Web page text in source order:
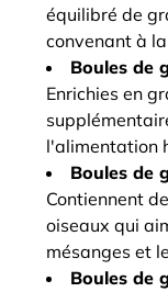
équilibré de
convenant à
Boules de
Enrichies en
l'alimentation
Boules de
Contiennent
oiseaux qui
mésanges et
Boules de